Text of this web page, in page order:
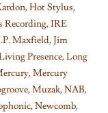
,Hot Stylus,
Recording,IRE
Maxfield,Jim
Presence,Long
,Mercury
,Muzak,NAB,
,Newcomb,